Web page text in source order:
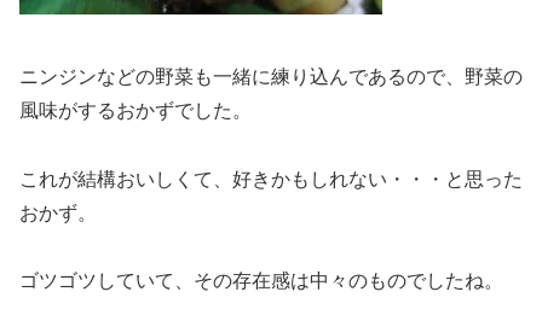
ニンジンなどの野菜も一緒に練り込んであるので、野菜の
風味がするおかずでした。
これが結構おいしくて、好きかもしれない・・・と思った
おかず。
ゴツゴツしていて、その存在感は中々のものでしたね。